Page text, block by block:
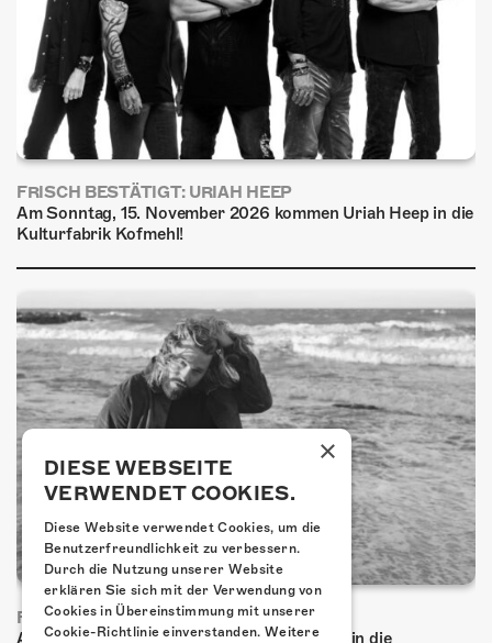
FRISCH BESTÄTIGT: URIAH HEEP
Am Sonntag, 15. November 2026 kommen Uriah Heep in die
Kulturfabrik Kofmehl!
FRISCH BESTÄTIGT: BASCHI
Am Freitag, 29. Januar 2027 kommt Baschi in die
×
DIESE WEBSEITE
VERWENDET COOKIES.
Diese Website verwendet Cookies, um die
Benutzerfreundlichkeit zu verbessern.
Durch die Nutzung unserer Website
erklären Sie sich mit der Verwendung von
Cookies in Übereinstimmung mit unserer
Cookie-Richtlinie einverstanden. Weitere